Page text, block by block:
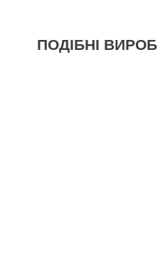
ПОДІБНІ